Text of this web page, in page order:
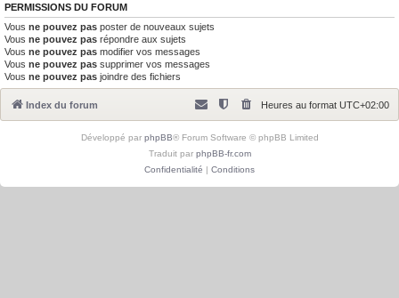
PERMISSIONS DU FORUM
Vous ne pouvez pas poster de nouveaux sujets
Vous ne pouvez pas répondre aux sujets
Vous ne pouvez pas modifier vos messages
Vous ne pouvez pas supprimer vos messages
Vous ne pouvez pas joindre des fichiers
Index du forum Heures au format UTC+02:00
Développé par phpBB® Forum Software © phpBB Limited
Traduit par phpBB-fr.com
Confidentialité | Conditions